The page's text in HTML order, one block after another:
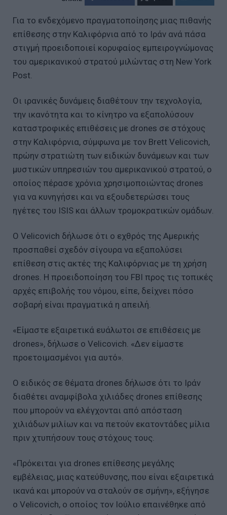
Για το ενδεχόμενο πραγματοποίησης μιας πιθανής
επίθεσης στην Καλιφόρνια από το Ιράν ανά πάσα
στιγμή προειδοποιεί κορυφαίος εμπειρογνώμονας
του αμερικανικού στρατού μιλώντας στη New York
Post.
Οι ιρανικές δυνάμεις διαθέτουν την τεχνολογία,
την ικανότητα και το κίνητρο να εξαπολύσουν
καταστροφικές επιθέσεις με drones σε στόχους
στην Καλιφόρνια, σύμφωνα με τον Brett Velicovich,
πρώην στρατιώτη των ειδικών δυνάμεων και των
μυστικών υπηρεσιών του αμερικανικού στρατού, ο
οποίος πέρασε χρόνια χρησιμοποιώντας drones
για να κυνηγήσει και να εξουδετερώσει τους
ηγέτες του ISIS και άλλων τρομοκρατικών ομάδων.
Ο Velicovich δήλωσε ότι ο εχθρός της Αμερικής
προσπαθεί σχεδόν σίγουρα να εξαπολύσει
επίθεση στις ακτές της Καλιφόρνιας με τη χρήση
drones. Η προειδοποίηση του FBI προς τις τοπικές
αρχές επιβολής του νόμου, είπε, δείχνει πόσο
σοβαρή είναι πραγματικά η απειλή.
«Είμαστε εξαιρετικά ευάλωτοι σε επιθέσεις με
drones», δήλωσε ο Velicovich. «Δεν είμαστε
προετοιμασμένοι για αυτό».
Ο ειδικός σε θέματα drones δήλωσε ότι το Ιράν
διαθέτει αναμφίβολα χιλιάδες drones επίθεσης
που μπορούν να ελέγχονται από απόσταση
χιλιάδων μιλίων και να πετούν εκατοντάδες μίλια
πριν χτυπήσουν τους στόχους τους.
«Πρόκειται για drones επίθεσης μεγάλης
εμβέλειας, μιας κατεύθυνσης, που είναι εξαιρετικά
ικανά και μπορούν να σταλούν σε σμήνη», εξήγησε
ο Velicovich, ο οποίος τον Ιούλιο επαινέθηκε από